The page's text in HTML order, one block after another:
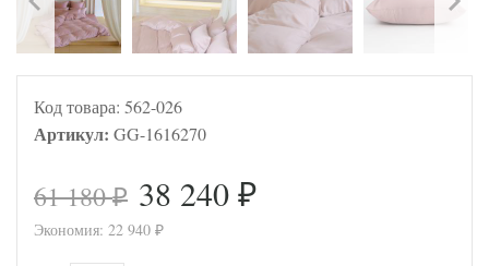
Код товара: 562-026
Артикул: GG-1616270
61 180₽ 38 240 ₽
Экономия: 22 940 ₽